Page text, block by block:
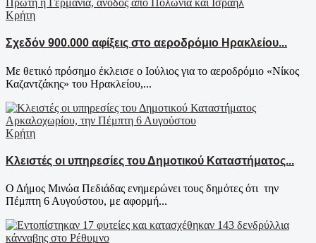
Κρήτη
Σχεδόν 900.000 αφίξεις στο αεροδρόμιο Ηρακλείου...
Με θετικό πρόσημο έκλεισε ο Ιούλιος για το αεροδρόμιο «Νίκος
Καζαντζάκης» του Ηρακλείου,...
Κρήτη
Κλειστές οι υπηρεσίες του Δημοτικού Καταστήματος...
Ο Δήμος Μινώα Πεδιάδας ενημερώνει τους δημότες ότι την
Πέμπτη 6 Αυγούστου, με αφορμή...